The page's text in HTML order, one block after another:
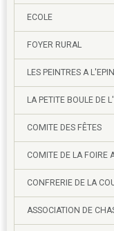
ECOLE
FOYER RURAL
LES PEINTRES A
LA PETITE BOULE DE
COMITE DES FÊTES
COMITE DE LA FOIRE
CONFRERIE DE LA
ASSOCIATION DE